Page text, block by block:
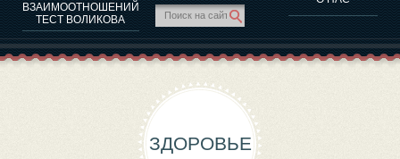
ВЗАИМООТНОШЕНИЙ
ТЕСТ ВОЛИКОВА
ПРОГНОЗЫ И АНАЛИТИКА
ЗДОРОВЬЕ